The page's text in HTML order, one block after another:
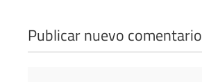
Publicar nuevo comentario